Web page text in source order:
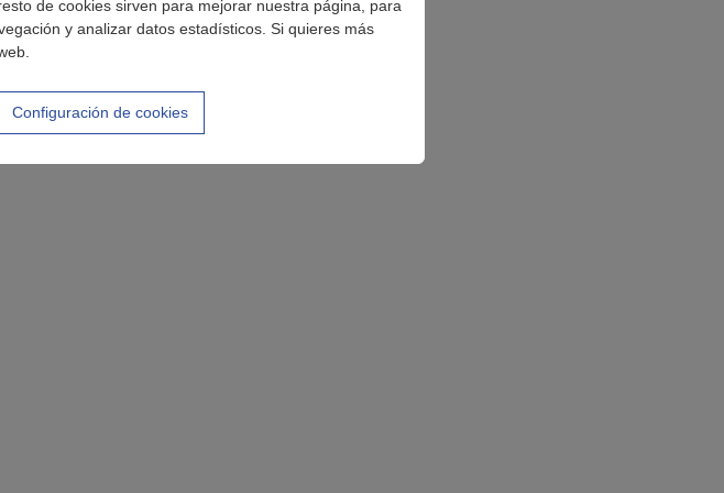
de cookies sirven para mejorar nuestra página, para
y analizar datos estadísticos. Si quieres más
Configuración de cookies